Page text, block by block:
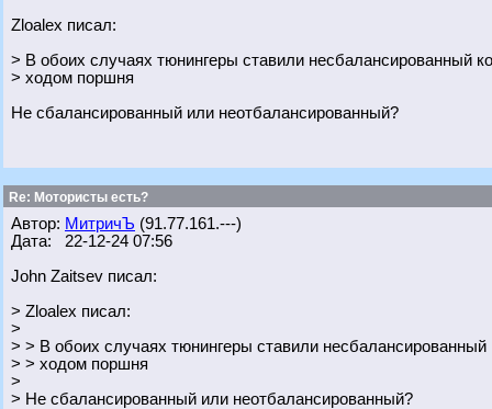
Zloalex писал:
> В обоих случаях тюнингеры ставили несбалансированный
> ходом поршня
Не сбалансированный или неотбалансированный?
Re: Мотористы есть?
Автор: МитричЪ (91.77.161.---)
Дата: 22-12-24 07:56
John Zaitsev писал:
> Zloalex писал:
>
> > В обоих случаях тюнингеры ставили
> > ходом поршня
>
> Не сбалансированный или неотбалансированный?